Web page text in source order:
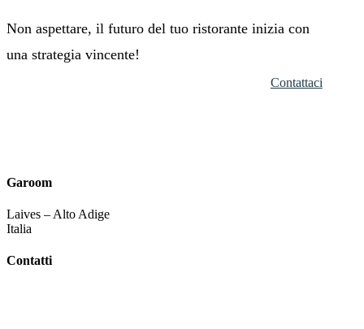
Non aspettare, il futuro del tuo ristorante inizia con
una strategia vincente!
Contattaci
Garoom
Laives – Alto Adige
Italia
Contatti